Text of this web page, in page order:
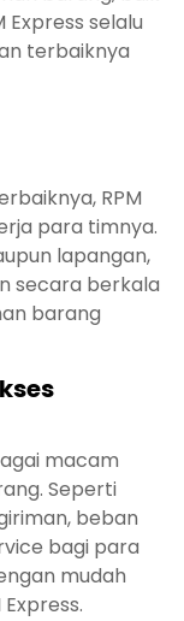
Express selalu
terbaiknya
RPM
para timnya.
lapangan,
secara berkala
barang
macam
Seperti
beban
bagi para
mudah